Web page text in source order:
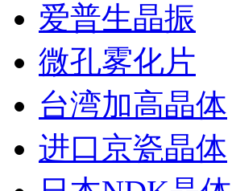
爱普生晶振
微孔雾化片
台湾加高晶体
进口京瓷晶体